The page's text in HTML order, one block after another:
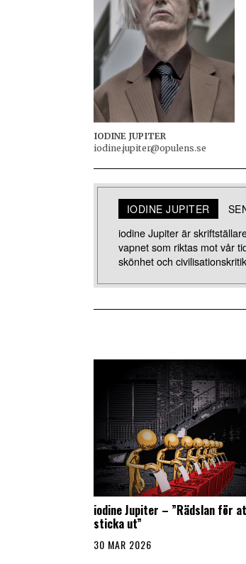
IODINE JUPITER
iodine.jupiter@opulens.se
IODINE JUPITER
iodine Jupiter är
vapnet som riktas mot vår
skönhet och
iodine Jupiter – ”Rädslan för
sticka ut”
30 MAR 2026